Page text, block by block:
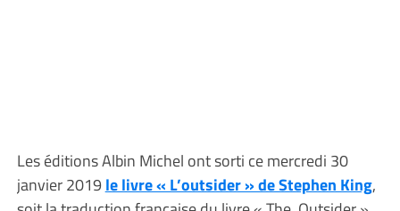
Les éditions Albin Michel ont sorti ce mercredi 30
janvier 2019le livre « L’outsider » de Stephen King,